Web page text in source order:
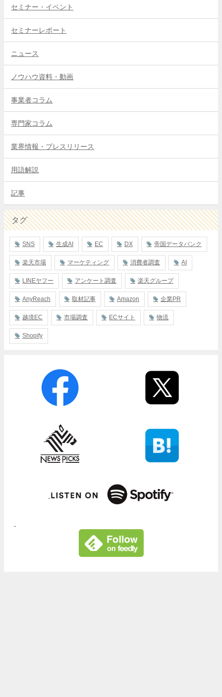
セミナー・イベント
セミナーレポート
ニュース
ノウハウ資料・動画
事業者コラム
専門家コラム
業界情報・プレスリリース
用語解説
記事
タグ
SNS 生成AI EC DX 帝国データバンク
楽天市場 マーケティング 消費者調査 AI
LINEヤフー アンケート調査 楽天グループ
AnyReach 取材記事 Amazon 企業PR
越境EC 市場調査 ECサイト 物流
Shopify